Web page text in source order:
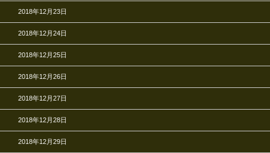
2018年12月23日
2018年12月24日
2018年12月25日
2018年12月26日
2018年12月27日
2018年12月28日
2018年12月29日